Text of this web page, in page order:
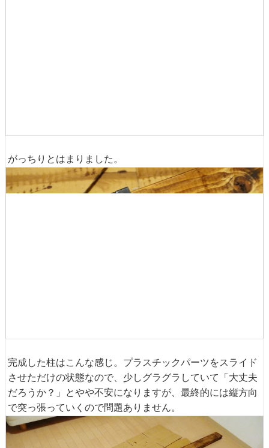
がっちりとはまりました。
完成した柱はこんな感じ。プラスチックパーツをスライド
させただけの状態なので、少しグラグラしていて「大丈夫
だろうか？」とやや不安になりますが、最終的には縦方向
で突っ張っていくので問題ありません。